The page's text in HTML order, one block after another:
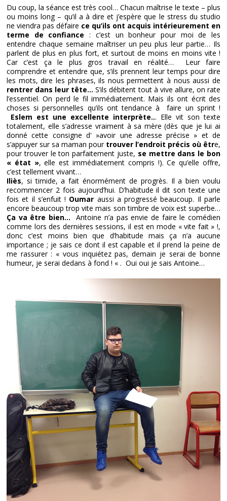
Du coup, la séance est très cool… Chacun maîtrise le texte – plus
ou moins long – qu’il a à dire et j’espère que le stress du studio
ne viendra pas défaire ce qu’ils ont acquis intérieurement en
terme de confiance : c’est un bonheur pour moi de les
entendre chaque semaine maîtriser un peu plus leur partie… Ils
parlent de plus en plus fort, et surtout de moins en moins vite !
Car c’est ça le plus gros travail en réalité… Leur faire
comprendre et entendre que, s’ils prennent leur temps pour dire
les mots, dire les phrases, ils nous permettent à nous aussi de
rentrer dans leur tête… S’ils débitent tout à vive allure, on rate
l’essentiel. On perd le fil immédiatement. Mais ils ont écrit des
choses si personnelles qu’ils ont tendance à faire un sprint !
Eslem est une excellente interprète... Elle vit son texte
totalement, elle s’adresse vraiment à sa mère (dès que je lui ai
donné cette consigne d' »avoir une adresse précise » et de
s’appuyer sur sa maman pour trouver l’endroit précis où être,
pour trouver le ton parfaitement juste, se mettre dans le bon
« état », elle est immédiatement compris !). Ce qu’elle offre,
c’est tellement vivant…
Iliès, si timide, a fait énormément de progrès. Il a bien voulu
recommencer 2 fois aujourd’hui. D’habitude il dit son texte une
fois et il s’enfuit ! Oumar aussi a progressé beaucoup. Il parle
encore beaucoup trop vite mais son timbre de voix est superbe…
Ça va être bien… Antoine n’a pas envie de faire le comédien
comme lors des dernières sessions, il est en mode « vite fait » !,
donc c’est moins bien que d’habitude mais ça n’a aucune
importance ; je sais ce dont il est capable et il prend la peine de
me rassurer : « vous inquiétez pas, demain je serai de bonne
humeur, je serai dedans à fond ! « . Oui oui je sais Antoine…